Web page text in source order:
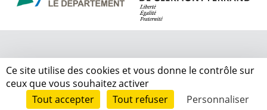
Ce site utilise des cookies et vous donne le contrôle sur
ceux que vous souhaitez activer
Tout accepter
Tout refuser Personnaliser